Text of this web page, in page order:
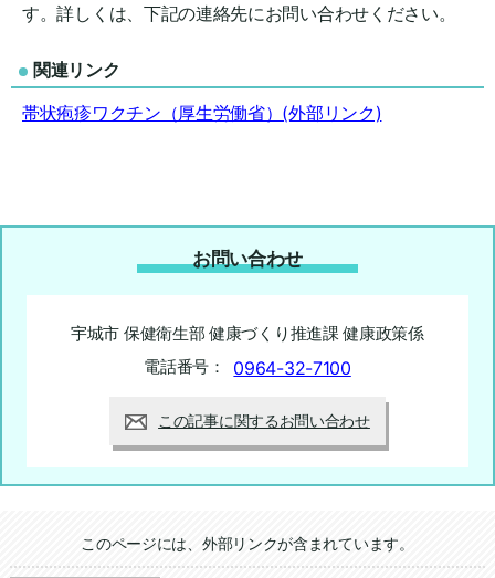
す。詳しくは、下記の連絡先にお問い合わせください。
関連リンク
帯状疱疹ワクチン（厚生労働省）(外部リンク)
お問い合わせ
宇城市 保健衛生部 健康づくり推進課 健康政策係
電話番号：
0964-32-7100
この記事に関するお問い合わせ
追加情報：外部リンク
このページには、外部リンクが含まれています。